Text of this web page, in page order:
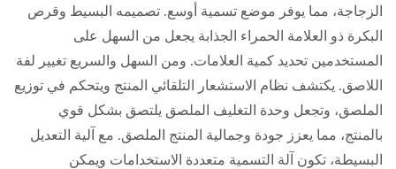
الزجاجة، مما يوفر موضع تسمية أوسع. تصميمه البسيط وقرص
البكرة ذو العلامة الحمراء الجذابة يجعل من السهل على
المستخدمين تحديد كمية العلامات. ومن السهل والسريع تغيير لفة
اللاصق. يكتشف نظام الاستشعار التلقائي المنتج ويتحكم في توزيع
الملصق، وتجعل وحدة التغليف الملصق يلتصق بشكل قوي
بالمنتج، مما يعزز جودة وجمالية المنتج الملصق. مع آلية التعديل
البسيطة، تكون آلة التسمية متعددة الاستخدامات ويمكن